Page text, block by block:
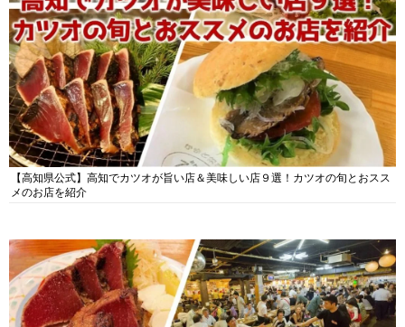
【高知県公式】高知でカツオが旨い店＆美味しい店９選！カツオの旬とおスス
メのお店を紹介